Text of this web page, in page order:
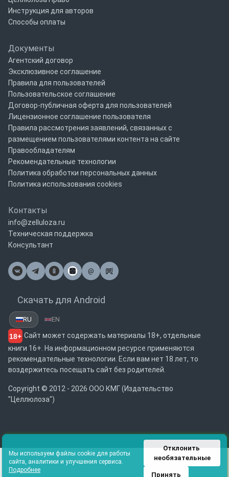
Инструкция для авторов
Способы оплаты
Документы
Агентский договор
Эксклюзивное соглашение
Правила для пользователей
Пользовательское соглашение
Договор-публичная оферта для пользователей
Лицензионное соглашение пользователя
Правила рассмотрения заявлений, связанных с
размещением пользователями контента на сайте
Правообладателям
Рекомендательные технологии
Политика обработки персональных данных
Политика использования cookies
Контакты
info@zelluloza.ru
Техническая поддержка
Консультант
@
Почта
Скачать для Android
RU EN
18+ Сайт может содержать материалы 18+, отдельные
книги 16+. На информационном ресурсе применяются
рекомендательные технологии. Если вам нет 18 лет, то
воздержитесь посещать сайт без родителей.
Copyright © 2012 - 2026 ООО КМГ (Издательство
"Целлюлоза")
Мы используем файлы cookie для работы
сайта, аналитики и улучшения сервиса.
Подробнее
Отклонить
необязательные
Принять